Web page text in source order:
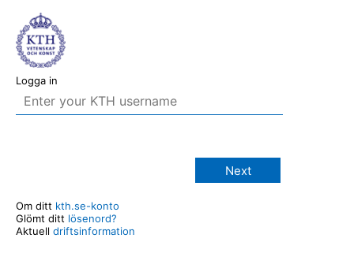
Logga in
Next
Om ditt kth.se-konto
Glömt ditt lösenord?
Aktuell driftsinformation